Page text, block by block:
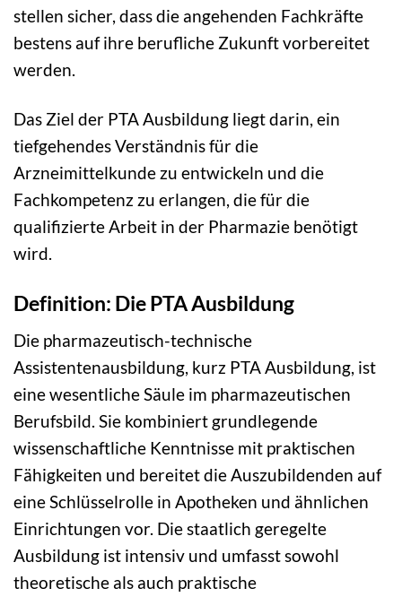
stellen sicher, dass die angehenden Fachkräfte
bestens auf ihre berufliche Zukunft vorbereitet
werden.
Das Ziel der PTA Ausbildung liegt darin, ein
tiefgehendes Verständnis für die
Arzneimittelkunde zu entwickeln und die
Fachkompetenz zu erlangen, die für die
qualifizierte Arbeit in der Pharmazie benötigt
wird.
Definition: Die PTA Ausbildung
Die pharmazeutisch-technische
Assistentenausbildung, kurz PTA Ausbildung, ist
eine wesentliche Säule im pharmazeutischen
Berufsbild. Sie kombiniert grundlegende
wissenschaftliche Kenntnisse mit praktischen
Fähigkeiten und bereitet die Auszubildenden auf
eine Schlüsselrolle in Apotheken und ähnlichen
Einrichtungen vor. Die staatlich geregelte
Ausbildung ist intensiv und umfasst sowohl
theoretische als auch praktische